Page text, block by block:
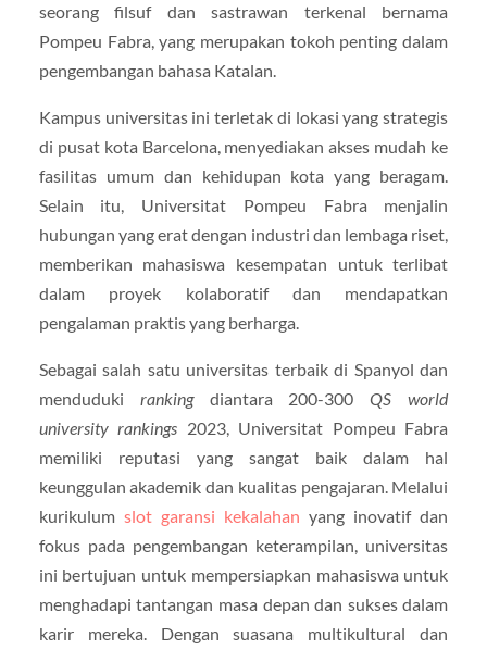
seorang filsuf dan sastrawan terkenal bernama
Pompeu Fabra, yang merupakan tokoh penting dalam
pengembangan bahasa Katalan.
Kampus universitas ini terletak di lokasi yang strategis
di pusat kota Barcelona, ​​menyediakan akses mudah ke
fasilitas umum dan kehidupan kota yang beragam.
Selain itu, Universitat Pompeu Fabra menjalin
hubungan yang erat dengan industri dan lembaga riset,
memberikan mahasiswa kesempatan untuk terlibat
dalam proyek kolaboratif dan mendapatkan
pengalaman praktis yang berharga.
Sebagai salah satu universitas terbaik di Spanyol dan
menduduki rankingdiantara 200-300QS world
university rankings 2023, Universitat Pompeu Fabra
memiliki reputasi yang sangat baik dalam hal
keunggulan akademik dan kualitas pengajaran. Melalui
kurikulum slot garansi kekalahan yang inovatif dan
fokus pada pengembangan keterampilan, universitas
ini bertujuan untuk mempersiapkan mahasiswa untuk
menghadapi tantangan masa depan dan sukses dalam
karir mereka. Dengan suasana multikultural dan